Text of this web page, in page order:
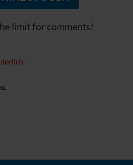
limit for comments!